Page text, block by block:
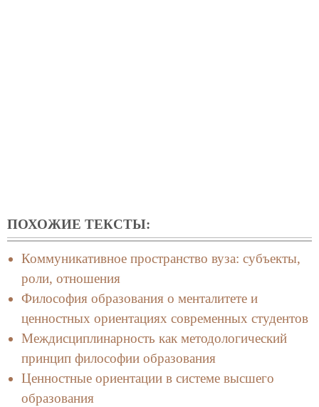
ПОХОЖИЕ ТЕКСТЫ:
Коммуникативное пространство вуза: субъекты,
роли, отношения
Философия образования о менталитете и
ценностных ориентациях современных студентов
Междисциплинарность как методологический
принцип философии образования
Ценностные ориентации в системе высшего
образования